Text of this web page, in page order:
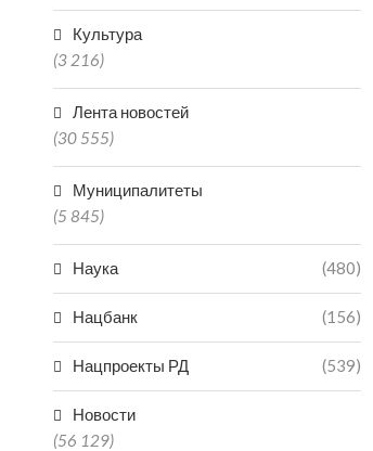
Культура
(3 216)
Лента новостей
(30 555)
Муниципалитеты
(5 845)
Наука (480)
Нацбанк (156)
Нацпроекты РД (539)
Новости
(56 129)